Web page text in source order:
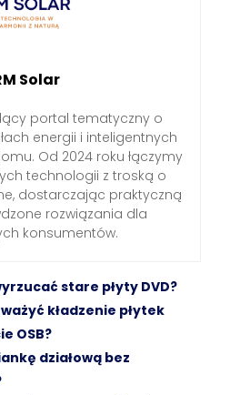
Solar
portal tematyczny o
energii i inteligentnych
Od 2024 roku łączymy
technologii z troską o
dostarczając praktyczną
rozwiązania dla
konsumentów.
stare płyty DVD?
kładzenie płytek
OSB?
działową bez